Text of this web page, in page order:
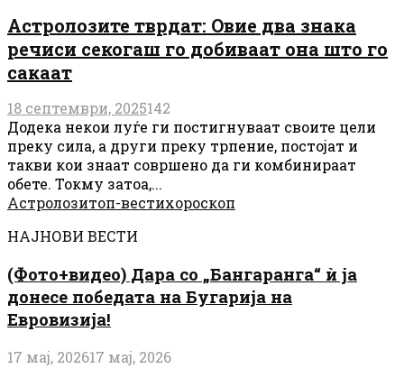
Астролозите тврдат: Овие два знака
речиси секогаш го добиваат она што го
сакаат
18 септември, 2025142
Додека некои луѓе ги постигнуваат своите цели
преку сила, а други преку трпение, постојат и
такви кои знаат совршено да ги комбинираат
обете. Токму затоа,...
Астролозитоп-вестихороскоп
НАЈНОВИ ВЕСТИ
(Фото+видео) Дара со „Бангаранга“ ѝ ја
донесе победата на Бугарија на
Евровизија!
17 мај, 202617 мај, 2026